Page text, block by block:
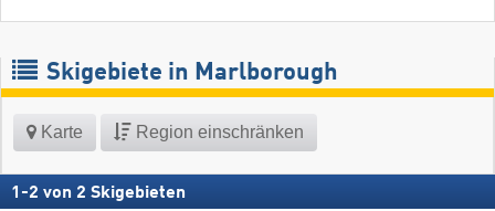
Skigebiete in Marlborough
Karte Region einschränken
1 -2 von 2 Skigebieten